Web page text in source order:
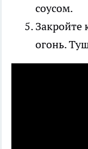
соусом.
Закройте
огонь.